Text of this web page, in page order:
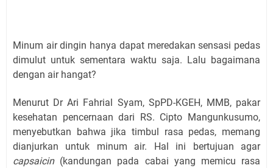
Minum air dingin hanya dapat meredakan sensasi pedas
dimulut untuk sementara waktu saja. Lalu bagaimana
dengan air hangat?
Menurut Dr Ari Fahrial Syam, SpPD-KGEH, MMB, pakar
kesehatan pencernaan dari RS. Cipto Mangunkusumo,
menyebutkan bahwa jika timbul rasa pedas, memang
dianjurkan untuk minum air. Hal ini bertujuan agar
capsaicin(kandungan pada cabai yang memicu rasa